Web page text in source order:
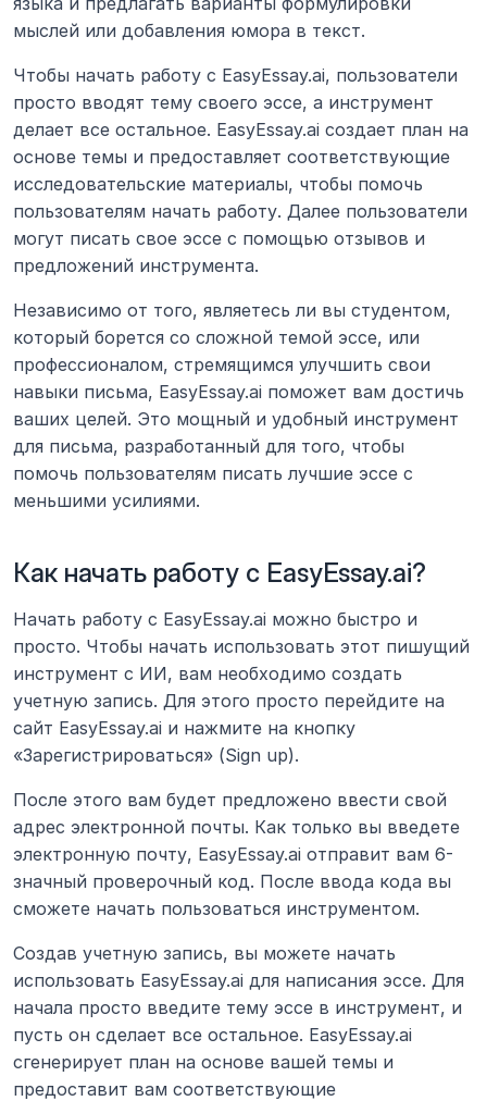
мыслей или добавления юмора в текст.
Чтобы начать работу с EasyEssay.ai, пользователи
просто вводят тему своего эссе, а инструмент
делает все остальное. EasyEssay.ai создает план на
основе темы и предоставляет соответствующие
исследовательские материалы, чтобы помочь
пользователям начать работу. Далее пользователи
могут писать свое эссе с помощью отзывов и
предложений инструмента.
Независимо от того, являетесь ли вы студентом,
который борется со сложной темой эссе, или
профессионалом, стремящимся улучшить свои
навыки письма, EasyEssay.ai поможет вам достичь
ваших целей. Это мощный и удобный инструмент
для письма, разработанный для того, чтобы
помочь пользователям писать лучшие эссе с
меньшими усилиями.
Как начать работу с EasyEssay.ai?
Начать работу с EasyEssay.ai можно быстро и
просто. Чтобы начать использовать этот пишущий
инструмент с ИИ, вам необходимо создать
учетную запись. Для этого просто перейдите на
сайт EasyEssay.ai и нажмите на кнопку
«Зарегистрироваться» (Sign up).
После этого вам будет предложено ввести свой
адрес электронной почты. Как только вы введете
электронную почту, EasyEssay.ai отправит вам 6-
значный проверочный код. После ввода кода вы
сможете начать пользоваться инструментом.
Создав учетную запись, вы можете начать
использовать EasyEssay.ai для написания эссе. Для
начала просто введите тему эссе в инструмент, и
пусть он сделает все остальное. EasyEssay.ai
сгенерирует план на основе вашей темы и
предоставит вам соответствующие